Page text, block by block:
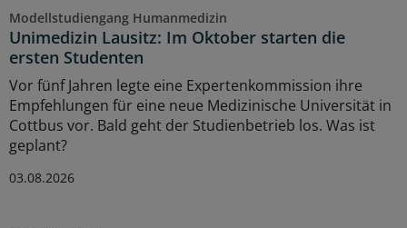
Modellstudiengang Humanmedizin
Unimedizin Lausitz: Im Oktober starten die
ersten Studenten
Vor fünf Jahren legte eine Expertenkommission ihre
Empfehlungen für eine neue Medizinische Universität in
Cottbus vor. Bald geht der Studienbetrieb los. Was ist
geplant?
03.08.2026